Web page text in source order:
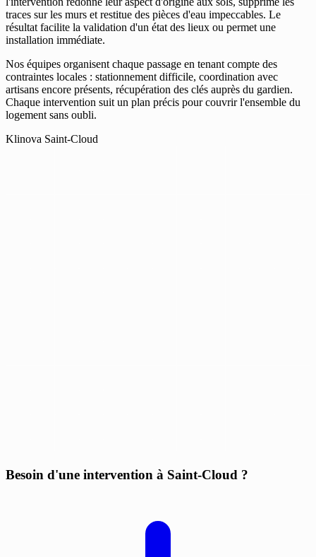
traces sur les murs et restitue des pièces d'eau impeccables. Le
résultat facilite la validation d'un état des lieux ou permet une
installation immédiate.
Nos équipes organisent chaque passage en tenant compte des
contraintes locales : stationnement difficile, coordination avec
artisans encore présents, récupération des clés auprès du gardien.
Chaque intervention suit un plan précis pour couvrir l'ensemble du
logement sans oubli.
Klinova Saint-Cloud
Besoin d'une intervention à Saint-Cloud ?